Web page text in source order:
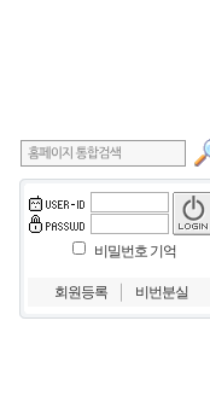
비밀번호 기억
회원등록 비번분실